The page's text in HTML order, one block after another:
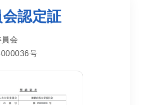
認定証
会
号